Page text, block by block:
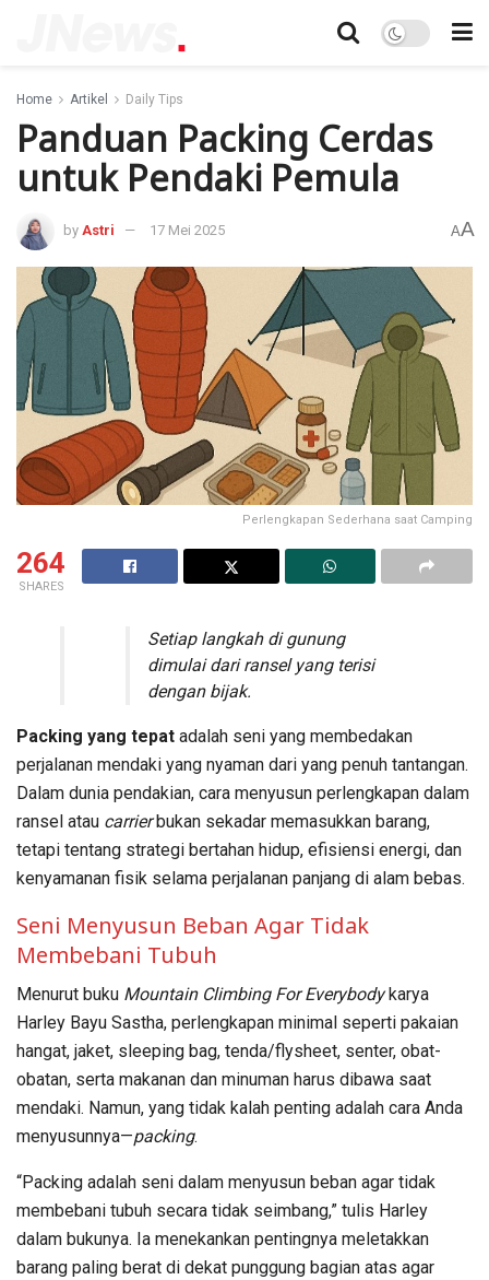
Home Artikel Daily Tips
Panduan Packing Cerdas
untuk Pendaki Pemula
by Astri 17 Mei 2025 AA
Perlengkapan Sederhana saat Camping
264
SHARES
Setiap langkah di gunung
dimulai dari ransel yang terisi
dengan bijak.
Packing yang tepat adalah seni yang membedakan
perjalanan mendaki yang nyaman dari yang penuh tantangan.
Dalam dunia pendakian, cara menyusun perlengkapan dalam
ransel atau carrierbukan sekadar memasukkan barang,
tetapi tentang strategi bertahan hidup, efisiensi energi, dan
kenyamanan fisik selama perjalanan panjang di alam bebas.
Seni Menyusun Beban Agar Tidak
Membebani Tubuh
Menurut buku Mountain Climbing For Everybodykarya
Harley Bayu Sastha, perlengkapan minimal seperti pakaian
hangat, jaket, sleeping bag, tenda/flysheet, senter, obat-
obatan, serta makanan dan minuman harus dibawa saat
mendaki. Namun, yang tidak kalah penting adalah cara Anda
menyusunnya—packing.
“Packing adalah seni dalam menyusun beban agar tidak
membebani tubuh secara tidak seimbang,” tulis Harley
dalam bukunya. Ia menekankan pentingnya meletakkan
barang paling berat di dekat punggung bagian atas agar